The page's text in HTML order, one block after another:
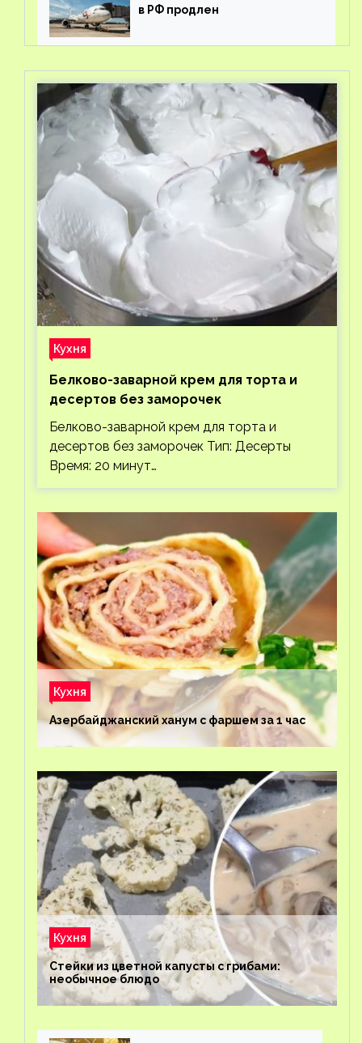
в РФ продлен
Кухня
Белково-заварной крем для торта и
десертов без заморочек
Белково-заварной крем для торта и
десертов без заморочек Тип: Десерты
Время: 20 минут…
Кухня
Азербайджанский ханум с фаршем за 1 час
Кухня
Стейки из цветной капусты с грибами:
необычное блюдо